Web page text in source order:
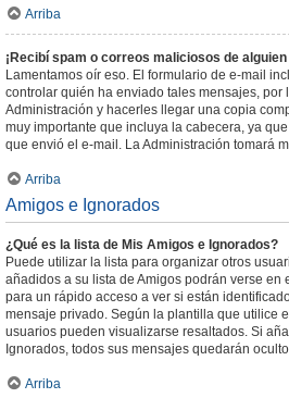
Arriba
¡Recibí spam o correos maliciosos de
Lamentamos oír eso. El formulario de e-mail
controlar quién ha enviado tales mensajes, por
Administración y hacerles llegar una copia
muy importante que incluya la cabecera, ya
que envió el e-mail. La Administración tomará
Arriba
Amigos e Ignorados
¿Qué es la lista de Mis Amigos e Ignorados?
Puede utilizar la lista para organizar otros
añadidos a su lista de Amigos podrán verse en
para un rápido acceso a ver si están
mensaje privado. Según la plantilla que utilice
usuarios pueden visualizarse resaltados. Si
Ignorados, todos sus mensajes quedarán
Arriba